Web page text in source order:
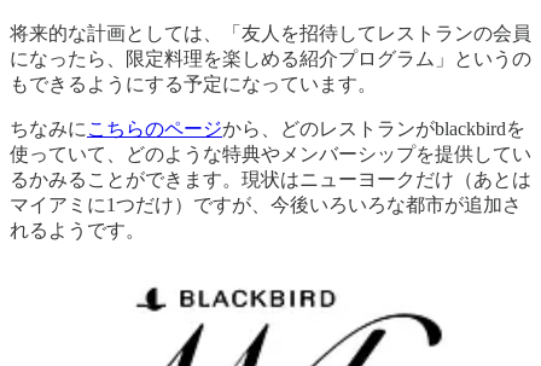
将来的な計画としては、「友人を招待してレストランの会員
になったら、限定料理を楽しめる紹介プログラム」というの
もできるようにする予定になっています。
ちなみに こちらのページから、どのレストランがblackbirdを
使っていて、どのような特典やメンバーシップを提供してい
るかみることができます。現状はニューヨークだけ（あとは
マイアミに1つだけ）ですが、今後いろいろな都市が追加さ
れるようです。